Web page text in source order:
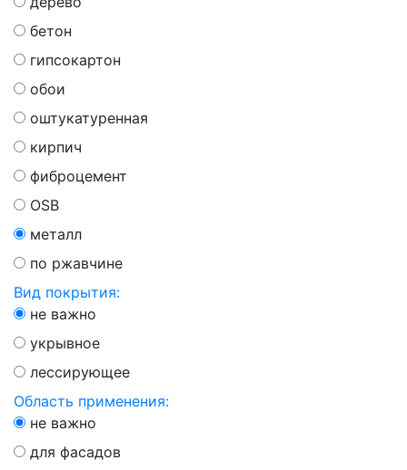
бетон
гипсокартон
обои
оштукатуренная
кирпич
фиброцемент
OSB
металл
по ржавчине
Вид покрытия:
не важно
укрывное
лессирующее
Область применения:
не важно
для фасадов